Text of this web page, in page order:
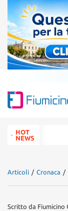
Search
for:HOT
NEWS
Articoli / Cronaca /
Scritto da Fiumicino